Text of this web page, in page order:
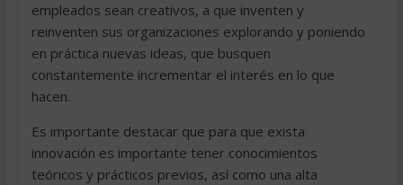
empleados sean creativos, a que inventen y
reinventen sus organizaciones explorando y poniendo
en práctica nuevas ideas, que busquen
constantemente incrementar el interés en lo que
hacen.
Es importante destacar que para que exista
innovación es importante tener conocimientos
teóricos y prácticos previos, así como una alta